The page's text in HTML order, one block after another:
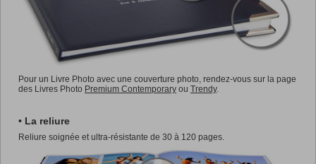
Pour un Livre Photo avec une couverture photo, rendez-vous sur la page
des Livres Photo Premium Contemporary ou Trendy.
• La reliure
Reliure soignée et ultra-résistante de 30 à 120 pages.